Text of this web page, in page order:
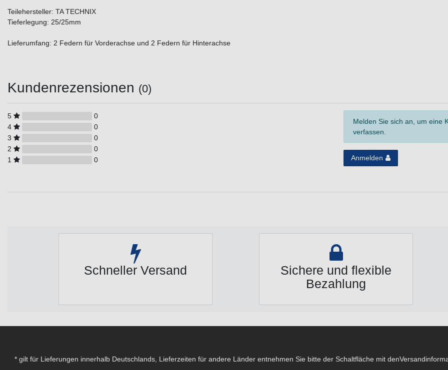
Teilehersteller: TA TECHNIX
Tieferlegung: 25/25mm
Lieferumfang: 2 Federn für Vorderachse und 2 Federn für Hinterachse
Kundenrezensionen (0)
5
0
4
0
3
0
2
0
1
0
Melden Sie sich an, um eine
verfassen.
Anmelden
Schneller Versand
Sichere und flexible
Bezahlung
* gilt für Lieferungen innerhalb Deutschlands, Lieferzeiten für andere Länder entnehmen Sie bitte der Schaltfläche mit den